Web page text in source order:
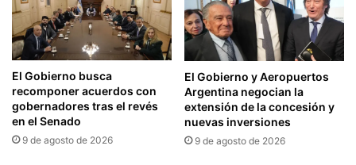
El Gobierno busca
recomponer acuerdos con
gobernadores tras el revés
en el Senado
9 de agosto de 2026
El Gobierno y Aeropuertos
Argentina negocian la
extensión de la concesión y
nuevas inversiones
9 de agosto de 2026